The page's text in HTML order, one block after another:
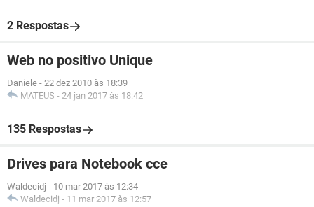
2 Respostas
Web no positivo Unique
Daniele - 22 dez 2010 às 18:39
MATEUS - 24 jan 2017 às 18:42
135 Respostas
Drives para Notebook cce
Waldecidj - 10 mar 2017 às 12:34
Waldecidj - 11 mar 2017 às 12:57